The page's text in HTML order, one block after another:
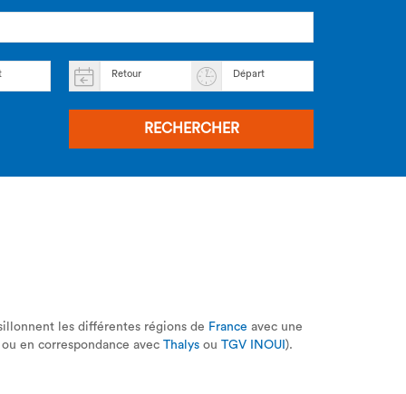
Retour Départ
RECHERCHER
les différentes régions de France avec une
en correspondance avec Thalys ou TGV INOUI ).